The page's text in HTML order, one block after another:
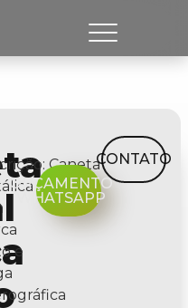
Caneta
e
ORÇAMENTO
WHATSAPP
CONTATO